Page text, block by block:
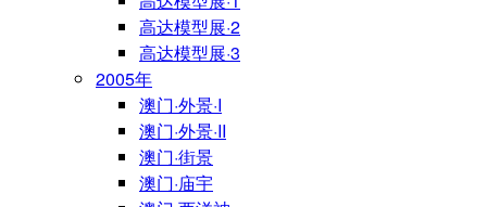
高达模型展·2
高达模型展·3
2005年
澳门·外景·I
澳门·外景·II
澳门·街景
澳门·庙宇